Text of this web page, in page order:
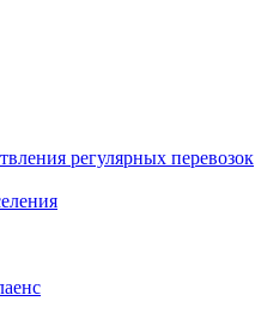
регулярных перевозок